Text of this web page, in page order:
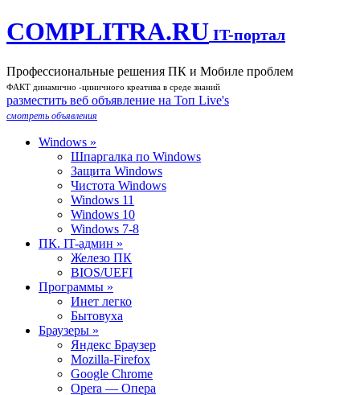
COMPLITRA.RU IT-портал
Профессиональные решения ПК и Мобиле проблем
ФАКТ динамично -циничного креатива в среде знаний
разместить веб объявление на Toп Live's
смотреть объявления
Windows »
Шпаргалка по Windows
Защита Windows
Чистота Windows
Windows 11
Windows 10
Windows 7-8
ПК. IT-админ »
Железо ПК
BIOS/UEFI
Программы »
Инет легко
Бытовуха
Браузеры »
Яндекс Браузер
Mozilla-Firefox
Google Chrome
Opera — Опера